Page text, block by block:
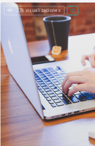
276 visualizaciones